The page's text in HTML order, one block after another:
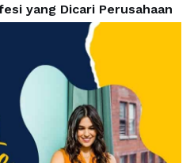
yang Dicari Perusahaan